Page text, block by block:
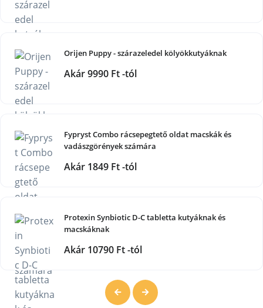
Orijen Puppy - szárazeledel kölyökkutyáknak
Akár 9990 Ft -tól
Fypryst Combo rácsepegtető oldat macskák és
vadászgörények számára
Akár 1849 Ft -tól
Protexin Synbiotic D-C tabletta kutyáknak és
macskáknak
Akár 10790 Ft -tól